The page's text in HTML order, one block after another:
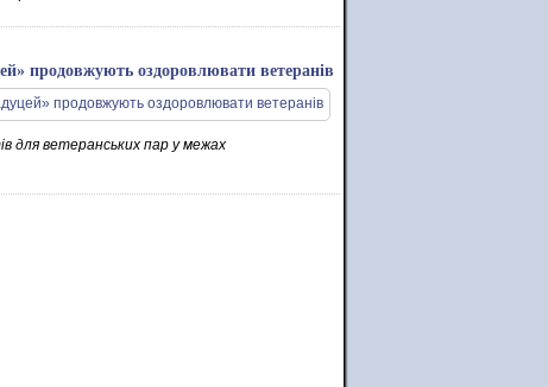
продовжують оздоровлювати ветеранів
для ветеранських пар у межах